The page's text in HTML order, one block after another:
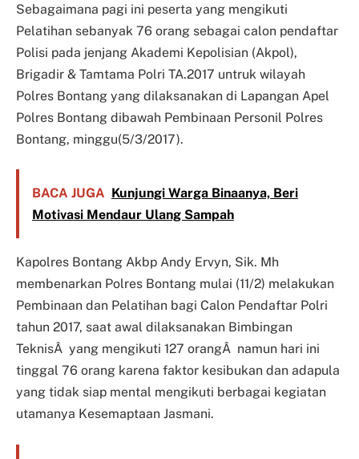
Sebagaimana pagi ini peserta yang mengikuti
Pelatihan sebanyak 76 orang sebagai calon pendaftar
Polisi pada jenjang Akademi Kepolisian (Akpol),
Brigadir & Tamtama Polri TA.2017 untruk wilayah
Polres Bontang yang dilaksanakan di Lapangan Apel
Polres Bontang dibawah Pembinaan Personil Polres
Bontang, minggu(5/3/2017).
BACA JUGA Kunjungi Warga Binaanya, Beri
Motivasi Mendaur Ulang Sampah
Kapolres Bontang Akbp Andy Ervyn, Sik. Mh
membenarkan Polres Bontang mulai (11/2) melakukan
Pembinaan dan Pelatihan bagi Calon Pendaftar Polri
tahun 2017, saat awal dilaksanakan Bimbingan
TeknisÂ yang mengikuti 127 orangÂ namun hari ini
tinggal 76 orang karena faktor kesibukan dan adapula
yang tidak siap mental mengikuti berbagai kegiatan
utamanya Kesemaptaan Jasmani.